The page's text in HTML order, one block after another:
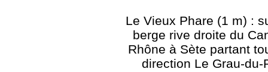
Le Vieux Phare (1 m) :
berge rive droite du
Rhône à Sète partant
direction Le Grau-du-